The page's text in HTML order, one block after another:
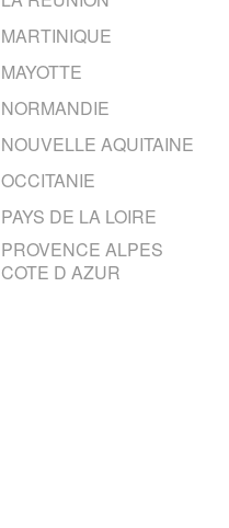
MARTINIQUE
MAYOTTE
NORMANDIE
NOUVELLE AQUITAINE
OCCITANIE
PAYS DE LA LOIRE
PROVENCE ALPES
COTE D AZUR